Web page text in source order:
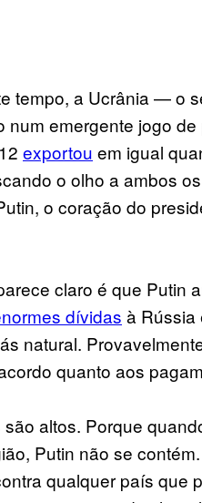
tempo, a Ucrânia — o
num emergente jogo
exportou em igual
o olho a ambos
o coração do
claro é que Putin
dívidas à Rússia
natural.
quanto aos
altos. Porque
Putin não se
qualquer país que